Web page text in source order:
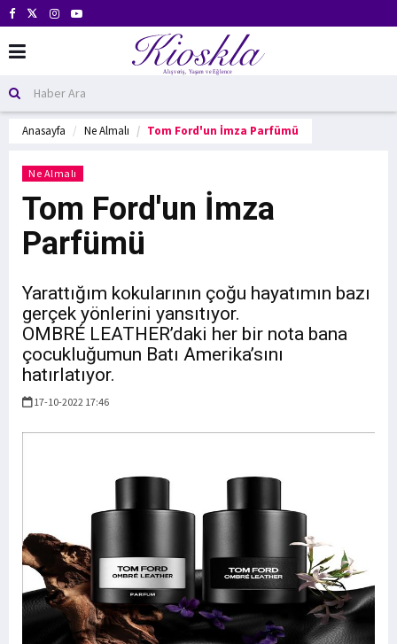
Anasayfa Ne Almalı Tom Ford'un İmza Parfümü
Ne Almalı
Tom Ford'un İmza
Parfümü
Yarattığım kokularının çoğu hayatımın bazı
gerçek yönlerini yansıtıyor.
OMBRÉ LEATHER’daki her bir nota bana
çocukluğumun Batı Amerika’sını
hatırlatıyor.
17-10-2022 17:46